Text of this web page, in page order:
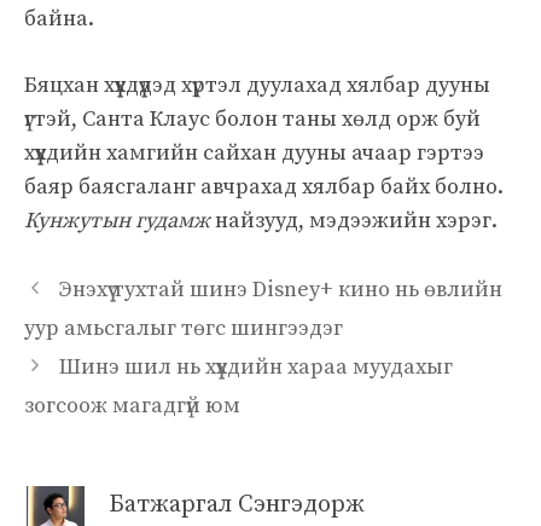
байна.
Бяцхан хүүхдүүдэд хүртэл дуулахад хялбар дууны
үгтэй, Санта Клаус болон таны хөлд орж буй
хүүхдийн хамгийн сайхан дууны ачаар гэртээ
баяр баясгаланг авчрахад хялбар байх болно.
Кунжутын гудамжнайзууд, мэдээжийн хэрэг.
Энэхүү тухтай шинэ Disney+ кино нь өвлийн
уур амьсгалыг төгс шингээдэг
Шинэ шил нь хүүхдийн хараа муудахыг
зогсоож магадгүй юм
Батжаргал Сэнгэдорж